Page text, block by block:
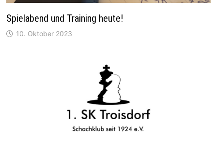
Spielabend und Training heute!
10. Oktober 2023